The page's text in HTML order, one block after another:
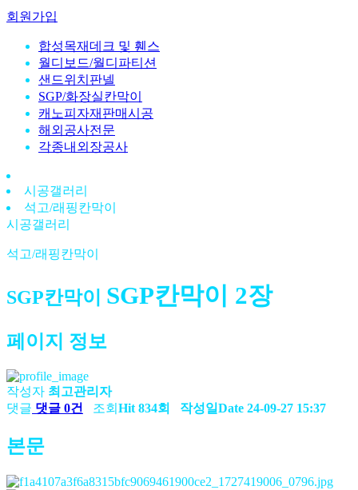
회원가입
합성목재데크 및 휀스
월디보드/월디파티션
샌드위치판넬
SGP/화장실칸막이
캐노피자재판매시공
해외공사전문
각종내외장공사
시공갤러리
석고/래핑칸막이
시공갤러리
석고/래핑칸막이
SGP칸막이 SGP칸막이 2장
페이지 정보
작성자 최고관리자
댓글 댓글 0건 조회 Hit 834회 작성일Date 24-09-27 15:37
본문